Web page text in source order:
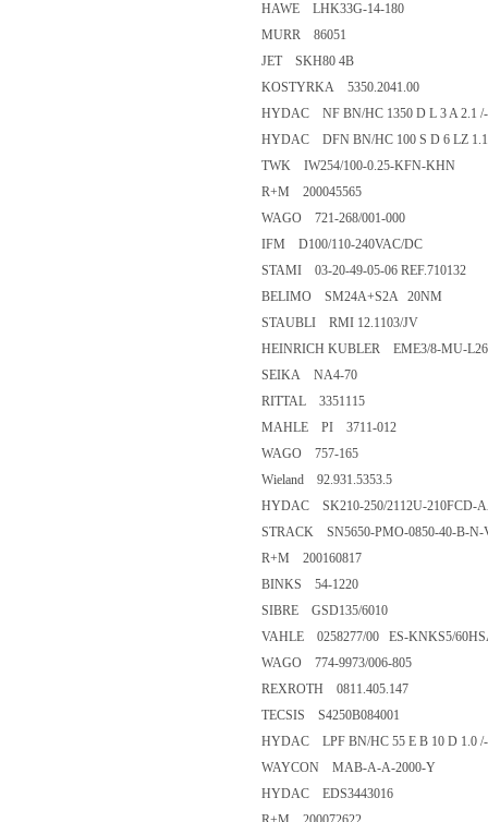
HAWE LHK33G-14-180
MURR 86051
JET SKH80 4B
KOSTYRKA 5350.2041.00
HYDAC NF BN/HC 1350 D L 3 A 2.1
HYDAC DFN BN/HC 100 S D 6 LZ
TWK IW254/100-0.25-KFN-KHN
R+M 200045565
WAGO 721-268/001-000
IFM D100/110-240VAC/DC
STAMI 03-20-49-05-06 REF.710132
BELIMO SM24A+S2A 20NM
STAUBLI RMI 12.1103/JV
HEINRICH KUBLER EME3/8-MU-
SEIKA NA4-70
RITTAL 3351115
MAHLE PI 3711-012
WAGO 757-165
Wieland 92.931.5353.5
HYDAC SK210-250/2112U-210FCD-
STRACK SN5650-PMO-0850-40-B-N-
R+M 200160817
BINKS 54-1220
SIBRE GSD135/6010
VAHLE 0258277/00 ES-KNKS5/
WAGO 774-9973/006-805
REXROTH 0811.405.147
TECSIS S4250B084001
HYDAC LPF BN/HC 55 E B 10 D 1.0
WAYCON MAB-A-A-2000-Y
HYDAC EDS3443016